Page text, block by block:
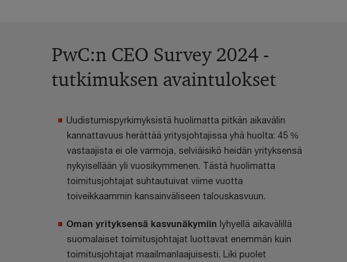
PwC:n CEO Survey 2024 -
tutkimuksen avaintulokset
Uudistumispyrkimyksistä huolimatta pitkän aikavälin
kannattavuus herättää yritysjohtajissa yhä huolta: 45 %
vastaajista ei ole varmoja, selviäisikö heidän yrityksensä
nykyisellään yli vuosikymmenen. Tästä huolimatta
toimitusjohtajat suhtautuivat viime vuotta
toiveikkaammin kansainväliseen talouskasvuun.
Oman yrityksensä kasvunäkymiin lyhyellä aikavälillä
suomalaiset toimitusjohtajat luottavat enemmän kuin
toimitusjohtajat maailmanlaajuisesti. Liki puolet